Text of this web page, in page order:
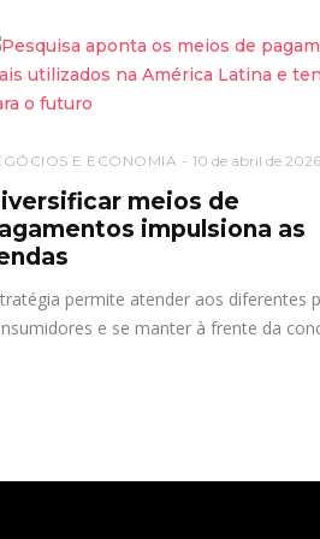
E ECONOMIA 10 de abril de 2026
meios de
impulsiona as
permite atender aos diferentes
e se manter à frente da